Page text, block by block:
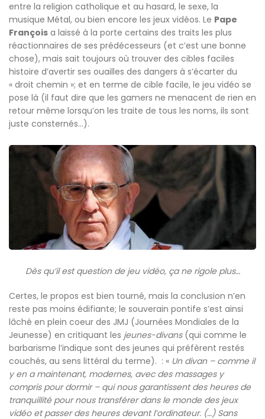
entre la religion catholique et au hasard, le sexe, la
musique Métal, ou bien encore les jeux vidéos. Le Pape
François a laissé à la porte certains des traits les plus
réactionnaires de ses prédécesseurs (et c’est une bonne
chose), mais sait toujours où trouver des cibles faciles
histoire d’avertir ses ouailles des dangers à s’écarter du
« droit chemin »; et en terme de cible facile, le jeu vidéo se
pose là (il faut dire que les gamers ne menacent de rien en
retour même lorsqu’on les traite de tous les noms, ils sont
juste consternés…).
Dès qu’il est question de jeu vidéo, ça ne rigole plus…
Certes, le propos est bien tourné, mais la conclusion n’en
reste pas moins édifiante; le souverain pontife s’est ainsi
lâché en plein coeur des JMJ (Journées Mondiales de la
Jeunesse) en critiquant les jeunes-divans(qui comme le
barbarisme l’indique sont des jeunes qui préfèrent restés
couchés, au sens littéral du terme). : « Un divan – comme il
y en a maintenant, modernes, avec des massages y
compris pour dormir – qui nous garantissent des heures de
tranquillité pour nous transférer dans le monde des jeux
vidéo et passer des heures devant l’ordinateur. (…) Sans